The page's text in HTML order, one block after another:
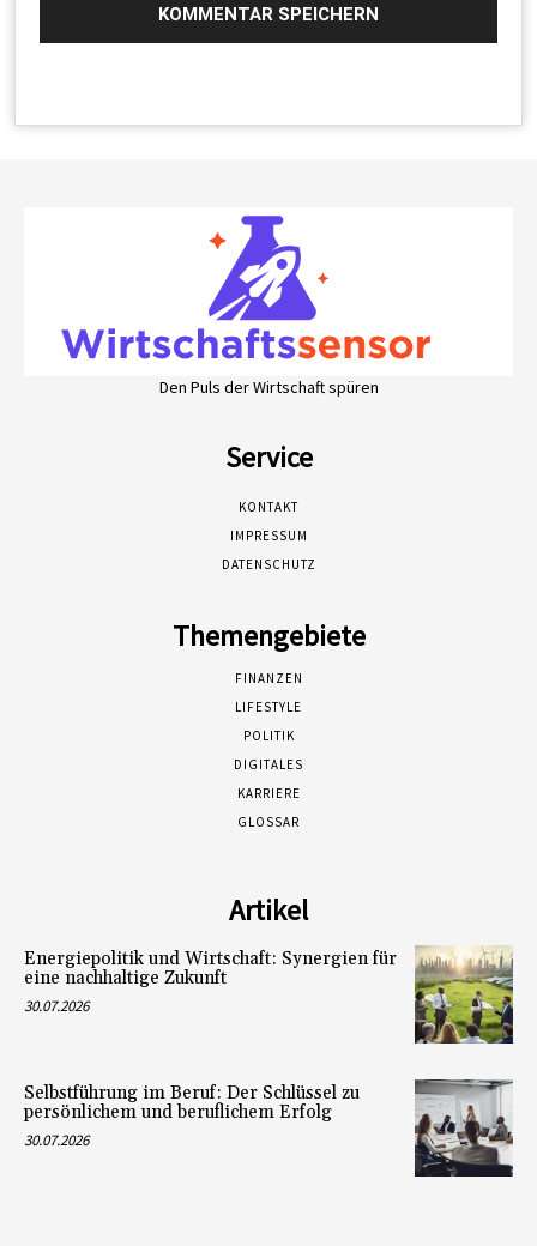
Den Puls der Wirtschaft spüren
Service
KONTAKT
IMPRESSUM
DATENSCHUTZ
Themengebiete
FINANZEN
LIFESTYLE
POLITIK
DIGITALES
KARRIERE
GLOSSAR
Artikel
Energiepolitik und Wirtschaft: Synergien für
eine nachhaltige Zukunft
30.07.2026
Selbstführung im Beruf: Der Schlüssel zu
persönlichem und beruflichem Erfolg
30.07.2026